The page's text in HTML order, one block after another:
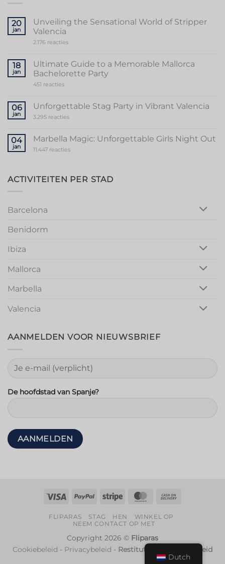
20
jan
Unveiling the Sensational World of Stripper
Valencia
2.176 reactiesop
Sensational
World
of
18
jan
Ultimate Guide to a Memorable Mallorca
Bachelorette Party
451 reactiesop
to
a
Memorable
Party
06
jan
Unforgettable Stag Party in Vibrant Valencia
3.295 reactiesop
Party
in
Vibrant
04
jan
Marbella Magic: Unforgettable Girls Night Out
11.447 reactiesop
Girls
Night
ACTIVITEITEN PER STAD
Barcelona
Benidorm
Ibiza
Mallorca
Marbella
Valencia
AANMELDEN VOOR NIEUWSBRIEF
De hoofdstad van Spanje?
Visa PayPal Streep MasterCard
FLIPARAS STAG HEN
WINKEL OP
NEEM CONTACT OP MET
Copyright 2026 © Fliparas
Cookiebeleid - Privacybeleid - Restitutie- en Retourbeleid
Dutch